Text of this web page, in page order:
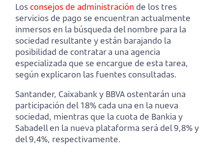
Losconsejos de administración de los tres
servicios de pago se encuentran actualmente
inmersos en la búsqueda del nombre para la
sociedad resultante y están barajando la
posibilidad de contratar a una agencia
especializada que se encargue de esta tarea,
según explicaron las fuentes consultadas.
Santander, Caixabank y BBVA ostentarán una
participación del 18% cada una en la nueva
sociedad, mientras que la cuota de Bankia y
Sabadell en la nueva plataforma será del 9,8% y
del 9,4%, respectivamente.